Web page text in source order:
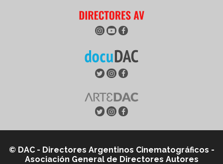
© DAC - Directores Argentinos Cinematográficos -
Asociación General de Directores Autores